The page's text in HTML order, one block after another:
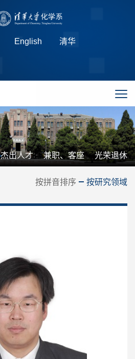
English
清华
杰出人才 兼职、客座 光荣退休
按拼音排序 按研究领域